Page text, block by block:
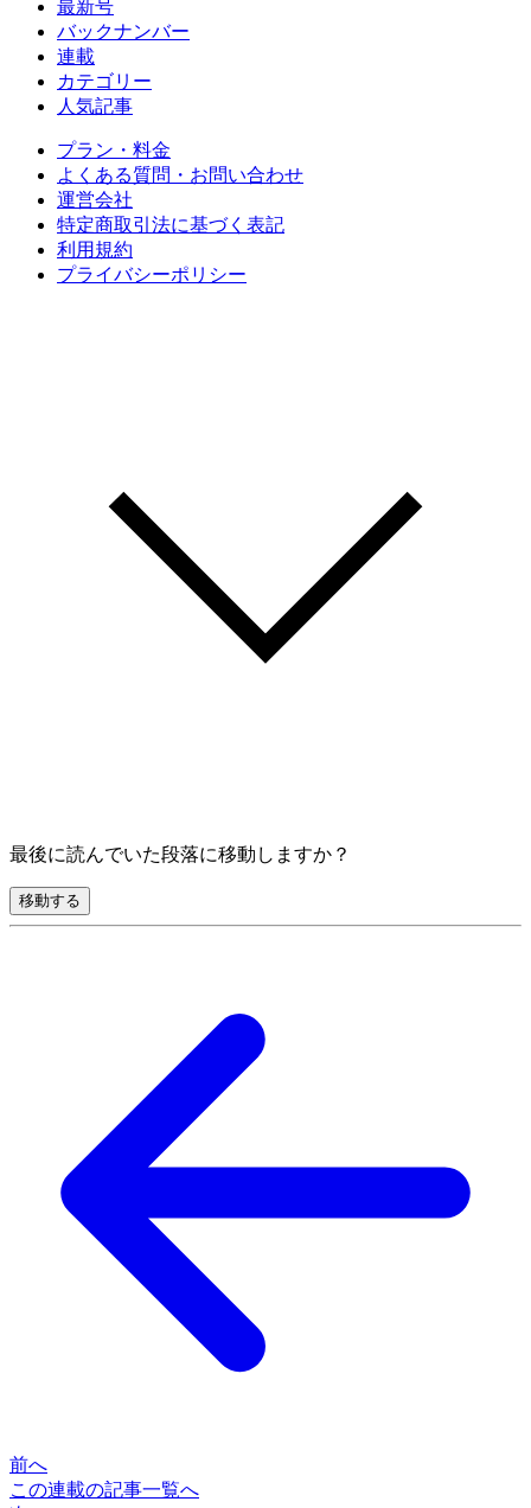
最新号
バックナンバー
連載
カテゴリー
人気記事
プラン・料金
よくある質問・お問い合わせ
運営会社
特定商取引法に基づく表記
利用規約
プライバシーポリシー
最後に読んでいた段落に移動しますか？
移動する
前へ
この連載の記事一覧へ